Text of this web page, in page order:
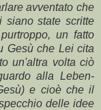
avventato che
siano state scritte
un fatto
Gesù che Lei cita
un'altra volta ciò
alla Leben-
e cioè che il
delle idee